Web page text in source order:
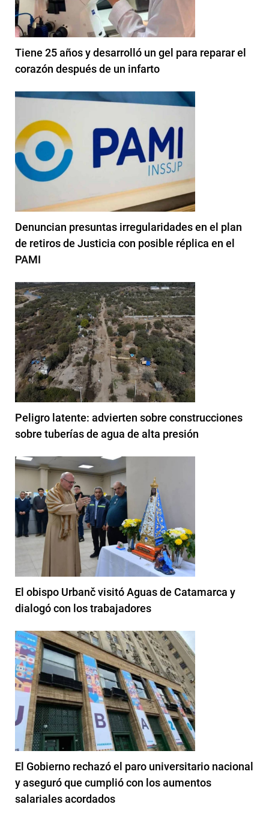
Tiene 25 años y desarrolló un gel para reparar el
corazón después de un infarto
Denuncian presuntas irregularidades en el plan
de retiros de Justicia con posible réplica en el
PAMI
Peligro latente: advierten sobre construcciones
sobre tuberías de agua de alta presión
El obispo Urbanč visitó Aguas de Catamarca y
dialogó con los trabajadores
El Gobierno rechazó el paro universitario nacional
y aseguró que cumplió con los aumentos
salariales acordados